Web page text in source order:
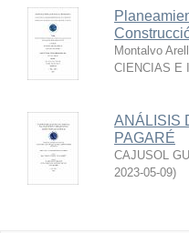
Montalvo
CIENCIAS E
ANÁLISIS
PAGARÉ
CAJUSOL
2023-05-09)